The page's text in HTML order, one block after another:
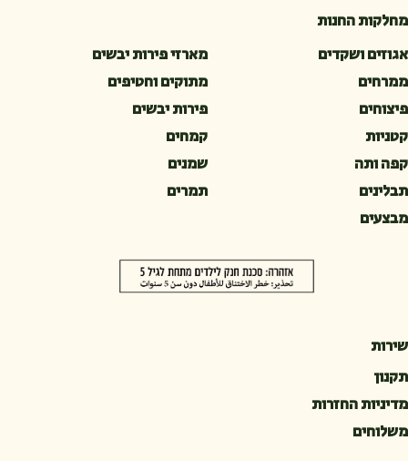
מחלקות החנות
אגוזים ושקדים
מארזי פירות יבשים
ממרחים
מתוקים וחטיפים
פיצוחים
פירות יבשים
קטניות
קמחים
קפה ותה
שמנים
תבלינים
תמרים
מבצעים
שירות
תקנון
מדיניות החזרות
משלוחים